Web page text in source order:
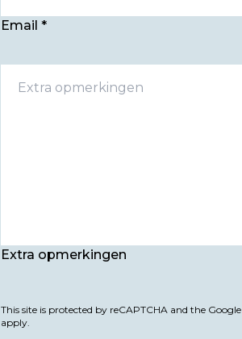
Email *
Extra opmerkingen
This site is protected by reCAPTCHA and the Google
apply.